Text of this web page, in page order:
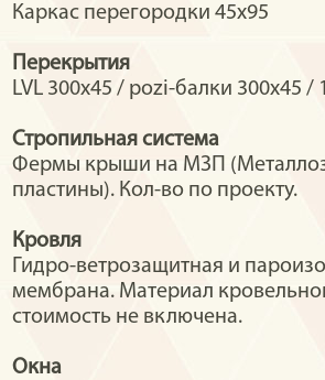
Каркас перегородки 45х95
Перекрытия
LVL 300x45 / pozi-балки 300х45 /
Стропильная система
Фермы крыши на МЗП
пластины). Кол-во по проекту.
Кровля
Гидро-ветрозащитная и
мембрана. Материал
стоимость не включена.
Окна